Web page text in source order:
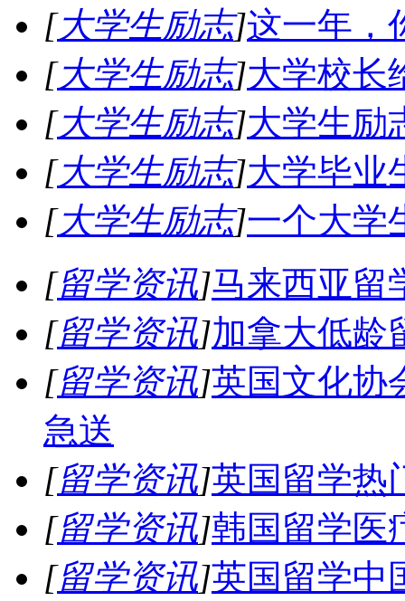
[大学生励志]这一年，
[大学生励志]大学校长
[大学生励志]大学生励
[大学生励志]大学毕业
[大学生励志]一个大学
[留学资讯]马来西亚留
[留学资讯]加拿大低龄
[留学资讯]英国文化协
急送
[留学资讯]英国留学热
[留学资讯]韩国留学医
[留学资讯]英国留学中